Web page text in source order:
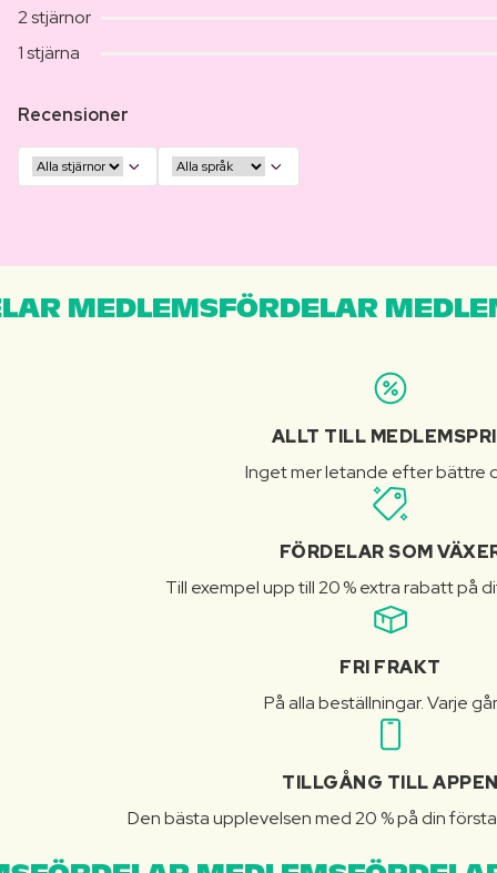
2 stjärnor
1 stjärna
Recensioner
MEDLEMSFÖRDELAR
ALLT TILL
Inget mer letande efter bättre
FÖRDELAR SOM
Till exempel upp till 20 % extra rabatt på
FRI FRAKT
På alla beställningar. Varje
TILLGÅNG TILL
Den bästa upplevelsen med 20 % på din